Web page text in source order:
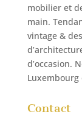
mobilier et
main.
vintage &
d’occasion.
Luxembourg
Contact